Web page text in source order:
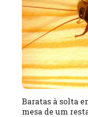
Baratas à solta
mesa de um